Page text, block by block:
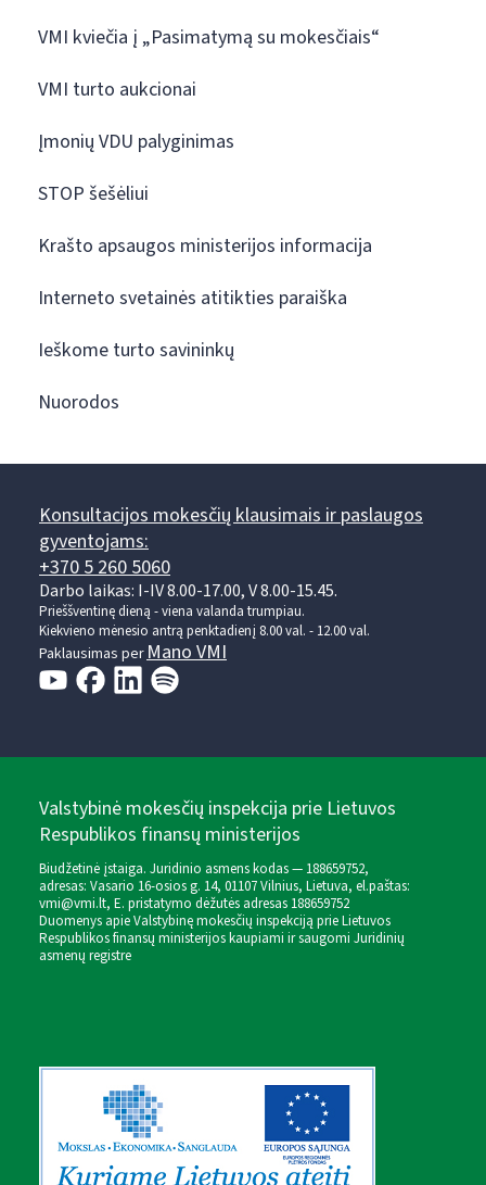
VMI kviečia į „Pasimatymą su mokesčiais“
VMI turto aukcionai
Įmonių VDU palyginimas
STOP šešėliui
Krašto apsaugos ministerijos informacija
Interneto svetainės atitikties paraiška
Ieškome turto savininkų
Nuorodos
Konsultacijos mokesčių klausimais ir paslaugos
gyventojams:
+370 5 260 5060
Darbo laikas: I-IV 8.00-17.00, V 8.00-15.45.
Prieššventinę dieną - viena valanda trumpiau.
Kiekvieno mėnesio antrą penktadienį 8.00 val. - 12.00 val.
Paklausimas perMano VMI
Valstybinė mokesčių inspekcija prie Lietuvos
Respublikos finansų ministerijos
Biudžetinė įstaiga. Juridinio asmens kodas — 188659752,
adresas: Vasario 16-osios g. 14, 01107 Vilnius, Lietuva, el.paštas:
vmi@vmi.lt, E. pristatymo dėžutės adresas 188659752
Duomenys apie Valstybinę mokesčių inspekciją prie Lietuvos
Respublikos finansų ministerijos kaupiami ir saugomi Juridinių
asmenų registre